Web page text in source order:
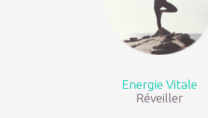
Energie Vitale
Réveiller